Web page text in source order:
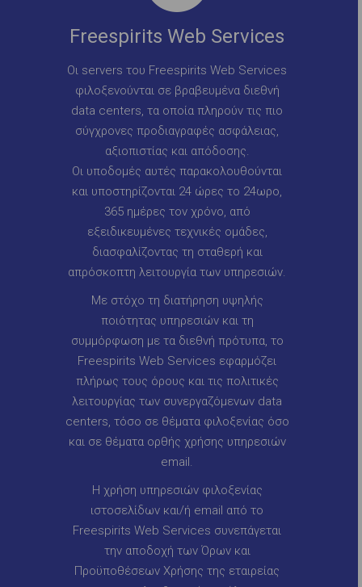
Freespirits Web Services
Οι servers του Freespirits Web Services
φιλοξενούνται σε βραβευμένα διεθνή
data centers, τα οποία πληρούν τις πιο
σύγχρονες προδιαγραφές ασφάλειας,
αξιοπιστίας και απόδοσης.
Οι υποδομές αυτές παρακολουθούνται
και υποστηρίζονται 24 ώρες το 24ωρο,
365 ημέρες τον χρόνο, από
εξειδικευμένες τεχνικές ομάδες,
διασφαλίζοντας τη σταθερή και
απρόσκοπτη λειτουργία των υπηρεσιών.
Με στόχο τη διατήρηση υψηλής
ποιότητας υπηρεσιών και τη
συμμόρφωση με τα διεθνή πρότυπα, το
Freespirits Web Services εφαρμόζει
πλήρως τους όρους και τις πολιτικές
λειτουργίας των συνεργαζόμενων data
centers, τόσο σε θέματα φιλοξενίας όσο
και σε θέματα ορθής χρήσης υπηρεσιών
email.
Η χρήση υπηρεσιών φιλοξενίας
ιστοσελίδων και/ή email από το
Freespirits Web Services συνεπάγεται
την αποδοχή των Όρων και
Προϋποθέσεων Χρήσης της εταιρείας